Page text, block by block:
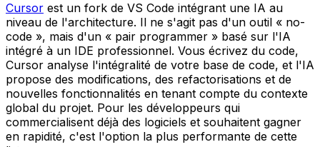
Cursor est un fork de VS Code intégrant une IA au
niveau de l'architecture. Il ne s'agit pas d'un outil « no-
code », mais d'un « pair programmer » basé sur l'IA
intégré à un IDE professionnel. Vous écrivez du code,
Cursor analyse l'intégralité de votre base de code, et l'IA
propose des modifications, des refactorisations et de
nouvelles fonctionnalités en tenant compte du contexte
global du projet. Pour les développeurs qui
commercialisent déjà des logiciels et souhaitent gagner
en rapidité, c'est l'option la plus performante de cette